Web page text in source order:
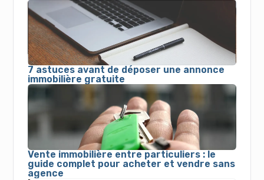
7 astuces avant de déposer une annonce
immobilière gratuite
Vente immobilière entre particuliers : le
guide complet pour acheter et vendre sans
agence